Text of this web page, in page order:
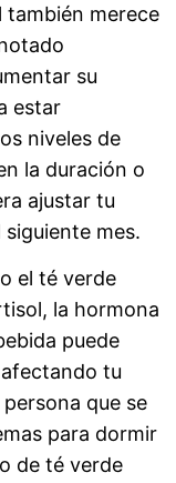
también merece
su
estar
niveles de
la duración o
ajustar tu
mes.
el té verde
la hormona
puede
tu
que se
para dormir
de té verde